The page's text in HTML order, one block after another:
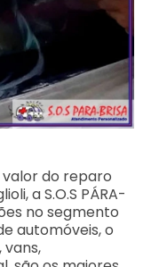
do reparo
a S.O.S PÁRA-
no segmento
automóveis, o